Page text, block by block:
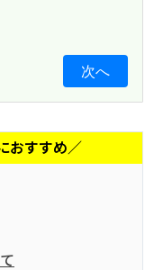
次へ
おすすめ／